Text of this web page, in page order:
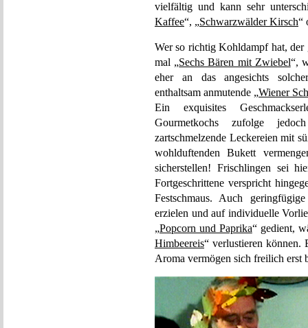
vielfältig und kann sehr
Kaffee“, „Schwarzwälder Kirsch“
Wer so richtig Kohldampf hat,
mal „Sechs Bären mit Zwiebel“,
eher an das angesichts
enthaltsam anmutende „Wiener
Ein exquisites
Gourmetkochs zufolge
zartschmelzende Leckereien mit
wohlduftenden Bukett
sicherstellen! Frischlingen sei
Fortgeschrittene verspricht
Festschmaus. Auch
erzielen und auf individuelle
„Popcorn und Paprika“ gedient,
Himbeereis“ verlustieren können.
Aroma vermögen sich freilich erst